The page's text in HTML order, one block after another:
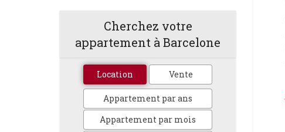
Cherchez votre
appartement à Barcelone
Location Vente
Appartement par ans
Appartement par mois